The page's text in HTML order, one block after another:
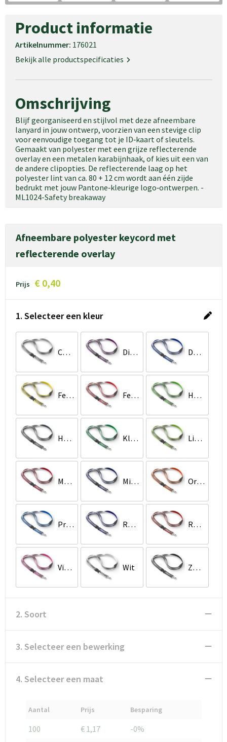
Schoudertassen
Goodiebags
Waterbestendige tassen
Product informatie
Artikelnummer: 176021
Bekijk alle productspecificaties
Omschrijving
Blijf georganiseerd en stijlvol met deze afneembare
lanyard in jouw ontwerp, voorzien van een stevige clip
voor eenvoudige toegang tot je ID‑kaart of sleutels.
Gemaakt van polyester met een grijze reflecterende
overlay en een metalen karabijnhaak, of kies uit een van
de andere clipopties. De reflecterende laag op het
polyester lint van ca. 80 + 12 cm wordt aan één zijde
bedrukt met jouw Pantone‑kleurige logo‑ontwerpen. -
ML1024-Safety breakaway
Afneembare polyester keycord met
reflecterende overlay
Prijs € 0,40
1. Selecteer een kleur
Cool Grey 6 C Dieppaars Donkerblauw
Felgeel Felrood Helder limoengroen
Houtskoolgrijs Klassiek Groen Limoengroen
Medium Scharlakenrood Middernachtblauw Oranje
Proces Blauw Reflex Blauwe C Rood Oranje
Violet Rood Wit Zwart
2. Soort
3. Selecteer een bewerking
4. Selecteer een maat
Aantal Prijs Besparing
100 € 1,17
-0%